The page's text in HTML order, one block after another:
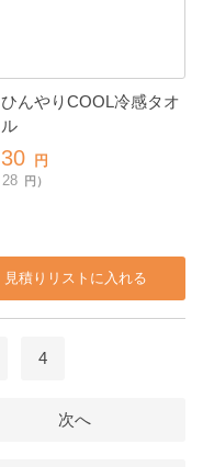
ひんやりCOOL冷感タオ
ル
30 円
28 円）
見積りリストに入れる
4
次へ